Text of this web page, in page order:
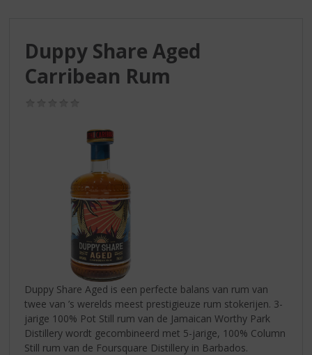
Duppy Share Aged
Carribean Rum
Duppy Share Aged is een perfecte balans van rum van
twee van ’s werelds meest prestigieuze rum stokerijen. 3-
jarige 100% Pot Still rum van de Jamaican Worthy Park
Distillery wordt gecombineerd met 5-jarige, 100% Column
Still rum van de Foursquare Distillery in Barbados.